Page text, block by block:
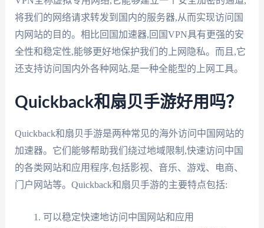
将我们的网络请求转发到国内的服务器,从而实现访问国
内网站的目的。相比回国加速器,回国VPN具有更强的安
全性和稳定性,能够更好地保护我们的上网隐私。而且,它
还支持访问国内外各种网站,是一种全能型的上网工具。
Quickback和扇贝手游好用吗？
Quickback和扇贝手游是两种常见的海外访问中国网站的
加速器。它们能够帮助我们绕过地域限制,快速访问中国
的各类网站和应用程序,包括影视、音乐、游戏、电商、
门户网站等。Quickback和扇贝手游的主要特点包括:
可以稳定快速地访问中国网站和应用